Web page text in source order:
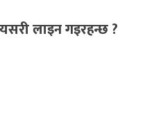
लाइन गइरहन्छ ?